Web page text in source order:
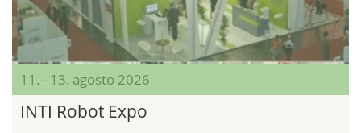
11. - 13. agosto 2026
INTI Robot Expo